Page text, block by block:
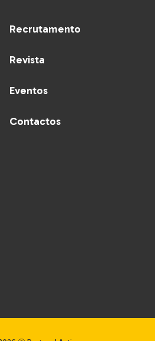
Recrutamento
Revista
Eventos
Contactos